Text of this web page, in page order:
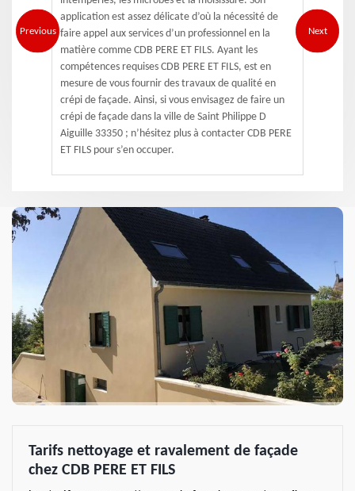
Previous
application est assez délicate d’où la nécessité de
faire appel aux services d’un professionnel en la
matière comme CDB PERE ET FILS. Ayant les
compétences requises CDB PERE ET FILS, est en
mesure de vous fournir des travaux de qualité en
crépi de façade. Ainsi, si vous envisagez de faire un
crépi de façade dans la ville de Saint Philippe D
Aiguille 33350 ; n’hésitez plus à contacter CDB PERE
ET FILS pour s’en occuper.
Next
Tarifs nettoyage et ravalement de façade
chez CDB PERE ET FILS